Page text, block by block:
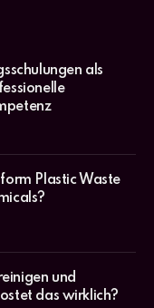
als
Plastic Waste
und
das wirklich?